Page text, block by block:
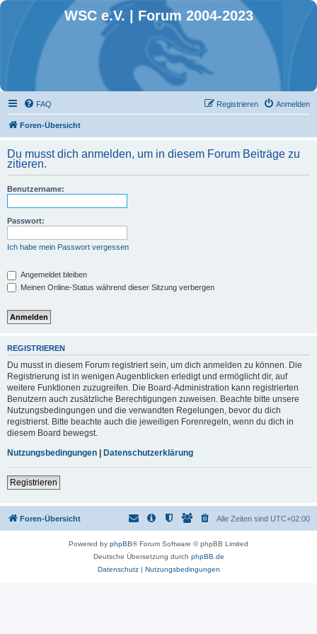
WSC e.V. | Forum 2004-2023
FAQ Anmelden
Registrieren
Foren-Übersicht
Du musst dich anmelden, um in diesem Forum Beiträge zu
zitieren.
Benutzername:
Passwort:
Ich habe mein Passwort vergessen
Angemeldet bleiben
Meinen Online-Status während dieser Sitzung verbergen
REGISTRIEREN
Du musst in diesem Forum registriert sein, um dich anmelden zu können. Die
Registrierung ist in wenigen Augenblicken erledigt und ermöglicht dir, auf
weitere Funktionen zuzugreifen. Die Board-Administration kann registrierten
Benutzern auch zusätzliche Berechtigungen zuweisen. Beachte bitte unsere
Nutzungsbedingungen und die verwandten Regelungen, bevor du dich
registrierst. Bitte beachte auch die jeweiligen Forenregeln, wenn du dich in
diesem Board bewegst.
Nutzungsbedingungen | Datenschutzerklärung
Registrieren
Foren-Übersicht Alle Zeiten sind UTC+02:00
Powered by phpBB® Forum Software © phpBB Limited
Deutsche Übersetzung durch phpBB.de
Datenschutz| Nutzungsbedingungen